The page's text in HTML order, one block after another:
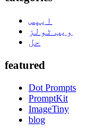
ایپس
ویب ٹولز
حل
featured
Dot Prompts
PromptKit
ImageTiny
blog